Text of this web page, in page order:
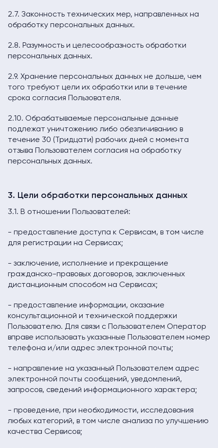
2.7. Законность технических мер, направленных на
обработку персональных данных.
2.8. Разумность и целесообразность обработки
персональных данных.
2.9. Хранение персональных данных не дольше, чем
того требуют цели их обработки или в течение
срока согласия Пользователя.
2.10. Обрабатываемые персональные данные
подлежат уничтожению либо обезличиванию в
течение 30 (Тридцати) рабочих дней с момента
отзыва Пользователем согласия на обработку
персональных данных.
3. Цели обработки персональных данных
3.1. В отношении Пользователей:
- предоставление доступа к Сервисам, в том числе
для регистрации на Сервисах;
- заключение, исполнение и прекращение
гражданско-правовых договоров, заключенных
дистанционным способом на Сервисах;
- предоставление информации, оказание
консультационной и технической поддержки
Пользователю. Для связи с Пользователем Оператор
вправе использовать указанные Пользователем номер
телефона и/или адрес электронной почты;
- направление на указанный Пользователем адрес
электронной почты сообщений, уведомлений,
запросов, сведений информационного характера;
- проведение, при необходимости, исследования
любых категорий, в том числе анализа по улучшению
качества Сервисов;